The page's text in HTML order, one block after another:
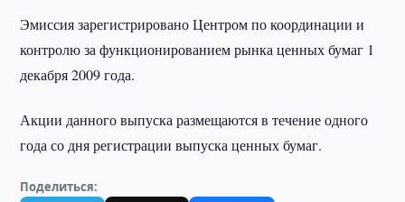
Эмиссия зарегистрировано Центром по координации и
контролю за функционированием рынка ценных бумаг 1
декабря 2009 года.
Акции данного выпуска размещаются в течение одного
года со дня регистрации выпуска ценных бумаг.
Поделиться: